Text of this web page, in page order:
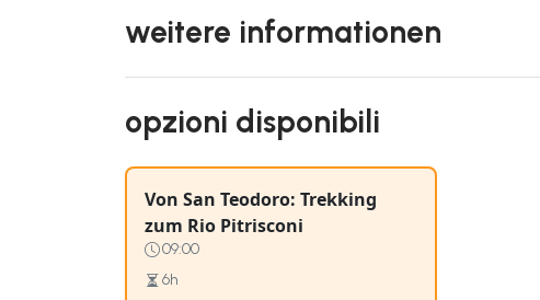
weitere informationen
opzioni disponibili
Von San Teodoro: Trekking
zum Rio Pitrisconi
09:00
6h